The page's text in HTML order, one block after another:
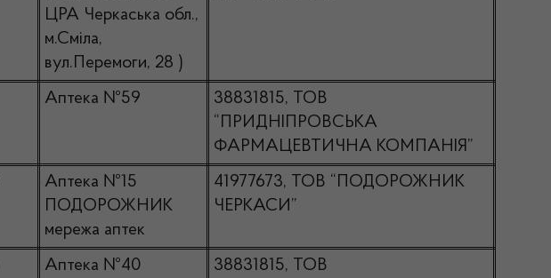
ЦРА Черкаська обл.,
м.Сміла,
вул.Перемоги, 28 )
Аптека №59
38831815, ТОВ
“ПРИДНІПРОВСЬКА
ФАРМАЦЕВТИЧНА КОМПАНІЯ”
Аптека №15
ПОДОРОЖНИК
мережа аптек
41977673, ТОВ “ПОДОРОЖНИК
ЧЕРКАСИ”
Аптека №40
38831815, ТОВ